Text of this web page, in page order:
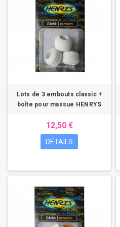
Lots de 3 embouts classic +
boîte pour massue HENRYS
12,50 €
DÉTAILS